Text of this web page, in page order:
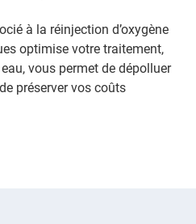
à la réinjection d’oxygène
optimise votre traitement,
vous permet de dépolluer
préserver vos coûts